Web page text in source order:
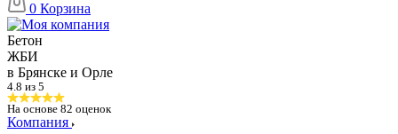
0 Корзина
Бетон
ЖБИ
в Брянске и Орле
4.8 из 5
На основе 82 оценок
Компания